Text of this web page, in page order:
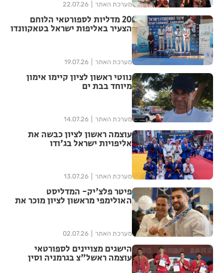
מערכת האתר 22.07.26
20 מדליות לספורטאי הלוחם
הצעיר באליפות ישראל בטאקוונדו
מערכת האתר 19.07.26
נווטי ראשון לציון קיימו אימון
מיוחד בבת ים
מערכת האתר 14.07.26
עוצמה ראשון לציון כבשה את
אליפויות ישראל בג'ודו
מערכת האתר 13.07.26
פיטר פלצ'יק- המדליסט
האולימפי מראשון לציון מוכר את
מערכת האתר 02.07.26
הישגים מצויינים לספורטאי
עוצמה ראשל"צ בגרמניה וסין